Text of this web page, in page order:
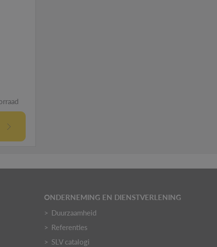
ONDERNEMING EN DIENSTVERLENING
Duurzaamheid
Referenties
SLV catalogi